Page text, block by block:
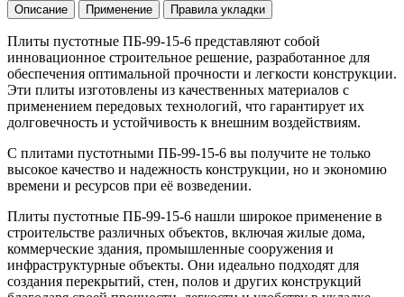
Описание Применение Правила укладки
Плиты пустотные ПБ-99-15-6 представляют собой
инновационное строительное решение, разработанное для
обеспечения оптимальной прочности и легкости конструкции.
Эти плиты изготовлены из качественных материалов с
применением передовых технологий, что гарантирует их
долговечность и устойчивость к внешним воздействиям.
С плитами пустотными ПБ-99-15-6 вы получите не только
высокое качество и надежность конструкции, но и экономию
времени и ресурсов при её возведении.
Плиты пустотные ПБ-99-15-6 нашли широкое применение в
строительстве различных объектов, включая жилые дома,
коммерческие здания, промышленные сооружения и
инфраструктурные объекты. Они идеально подходят для
создания перекрытий, стен, полов и других конструкций